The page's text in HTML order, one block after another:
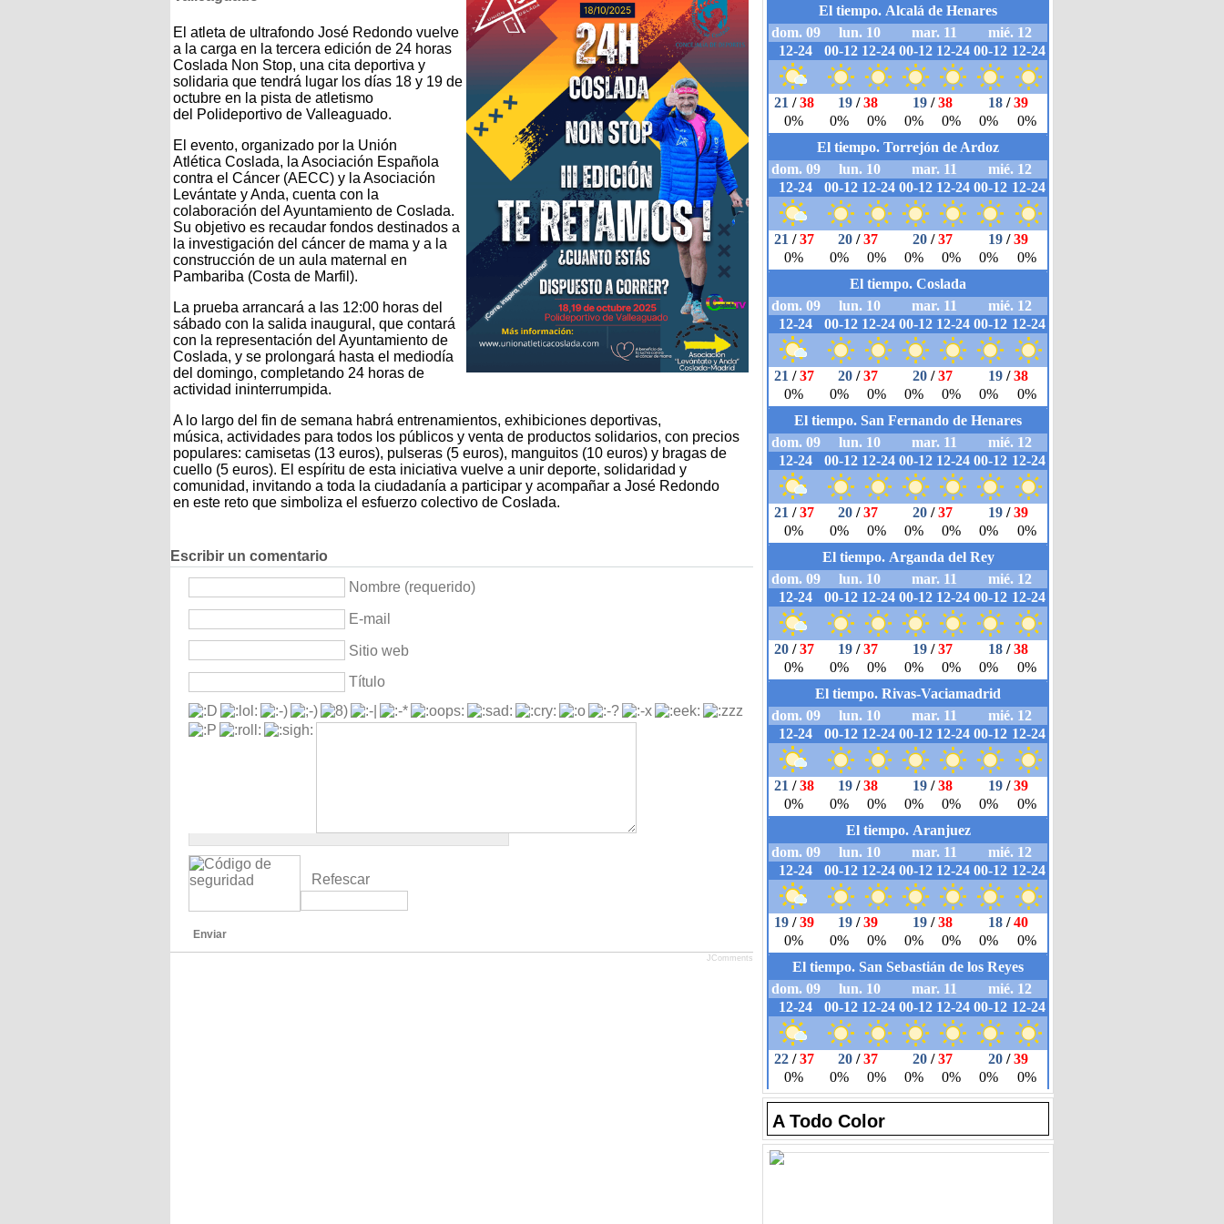
El atleta de ultrafondo José Redondo vuelve
a la carga en la tercera edición de 24 horas
Coslada Non Stop, una cita deportiva y
solidaria que tendrá lugar los días 18 y 19 de
octubre en la pista de atletismo
del Polideportivo de Valleaguado.
El evento, organizado por la Unión
Atlética Coslada, la Asociación Española
contra el Cáncer (AECC) y la Asociación
Levántate y Anda, cuenta con la
colaboración del Ayuntamiento de Coslada.
Su objetivo es recaudar fondos destinados a
la investigación del cáncer de mama y a la
construcción de un aula maternal en
Pambariba (Costa de Marfil).
La prueba arrancará a las 12:00 horas del
sábado con la salida inaugural, que contará
con la representación del Ayuntamiento de
Coslada, y se prolongará hasta el mediodía
del domingo, completando 24 horas de
actividad ininterrumpida.
A lo largo del fin de semana habrá entrenamientos, exhibiciones deportivas,
música, actividades para todos los públicos y venta de productos solidarios, con precios
populares: camisetas (13 euros), pulseras (5 euros), manguitos (10 euros) y bragas de
cuello (5 euros). El espíritu de esta iniciativa vuelve a unir deporte, solidaridad y
comunidad, invitando a toda la ciudadanía a participar y acompañar a José Redondo
en este reto que simboliza el esfuerzo colectivo de Coslada.
Escribir un comentario
Nombre (requerido)
E-mail
Sitio web
Título
Refescar
Enviar
JComments
A Todo Color